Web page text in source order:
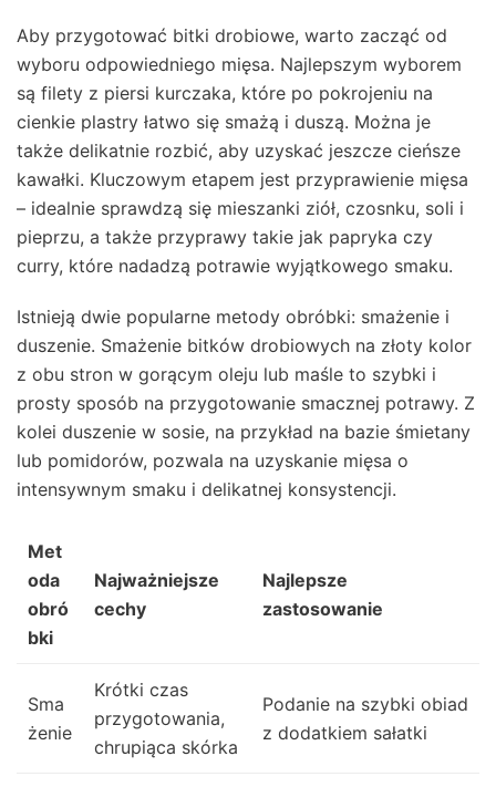
Aby przygotować bitki drobiowe, warto zacząć od
wyboru odpowiedniego mięsa. Najlepszym wyborem
są filety z piersi kurczaka, które po pokrojeniu na
cienkie plastry łatwo się smażą i duszą. Można je
także delikatnie rozbić, aby uzyskać jeszcze cieńsze
kawałki. Kluczowym etapem jest przyprawienie mięsa
– idealnie sprawdzą się mieszanki ziół, czosnku, soli i
pieprzu, a także przyprawy takie jak papryka czy
curry, które nadadzą potrawie wyjątkowego smaku.
Istnieją dwie popularne metody obróbki: smażenie i
duszenie. Smażenie bitków drobiowych na złoty kolor
z obu stron w gorącym oleju lub maśle to szybki i
prosty sposób na przygotowanie smacznej potrawy. Z
kolei duszenie w sosie, na przykład na bazie śmietany
lub pomidorów, pozwala na uzyskanie mięsa o
intensywnym smaku i delikatnej konsystencji.
Met
oda
obró
bki
Najważniejsze
cechy
Najlepsze
zastosowanie
Sma
żenie
Krótki czas
przygotowania,
chrupiąca skórka
Podanie na szybki obiad
z dodatkiem sałatki